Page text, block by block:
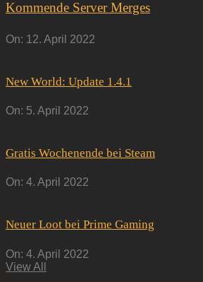
Kommende Server Merges
On: 12. April 2022
New World: Update 1.4.1
On: 5. April 2022
Gratis Wochenende bei Steam
On: 4. April 2022
Neuer Loot bei Prime Gaming
On: 4. April 2022
View All